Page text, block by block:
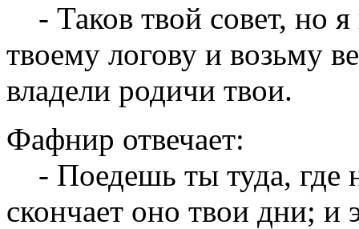
- Таков твой совет, но
твоему логову и возьму
владели родичи твои.
Фафнир отвечает:
- Поедешь ты туда, где
скончает оно твои дни; и